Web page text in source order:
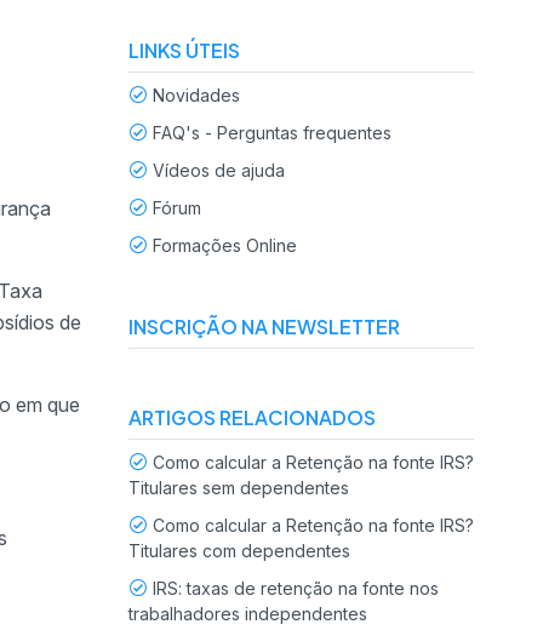
de
em que
LINKS ÚTEIS
Novidades
FAQ's - Perguntas frequentes
Vídeos de ajuda
Fórum
Formações Online
INSCRIÇÃO NA NEWSLETTER
ARTIGOS RELACIONADOS
Como calcular a Retenção na fonte IRS?
Titulares sem dependentes
Como calcular a Retenção na fonte IRS?
Titulares com dependentes
IRS: taxas de retenção na fonte nos
trabalhadores independentes